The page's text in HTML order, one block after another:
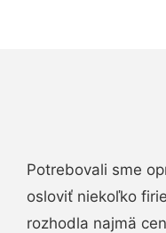
Potrebovali sme
osloviť niekoľko
rozhodla najmä